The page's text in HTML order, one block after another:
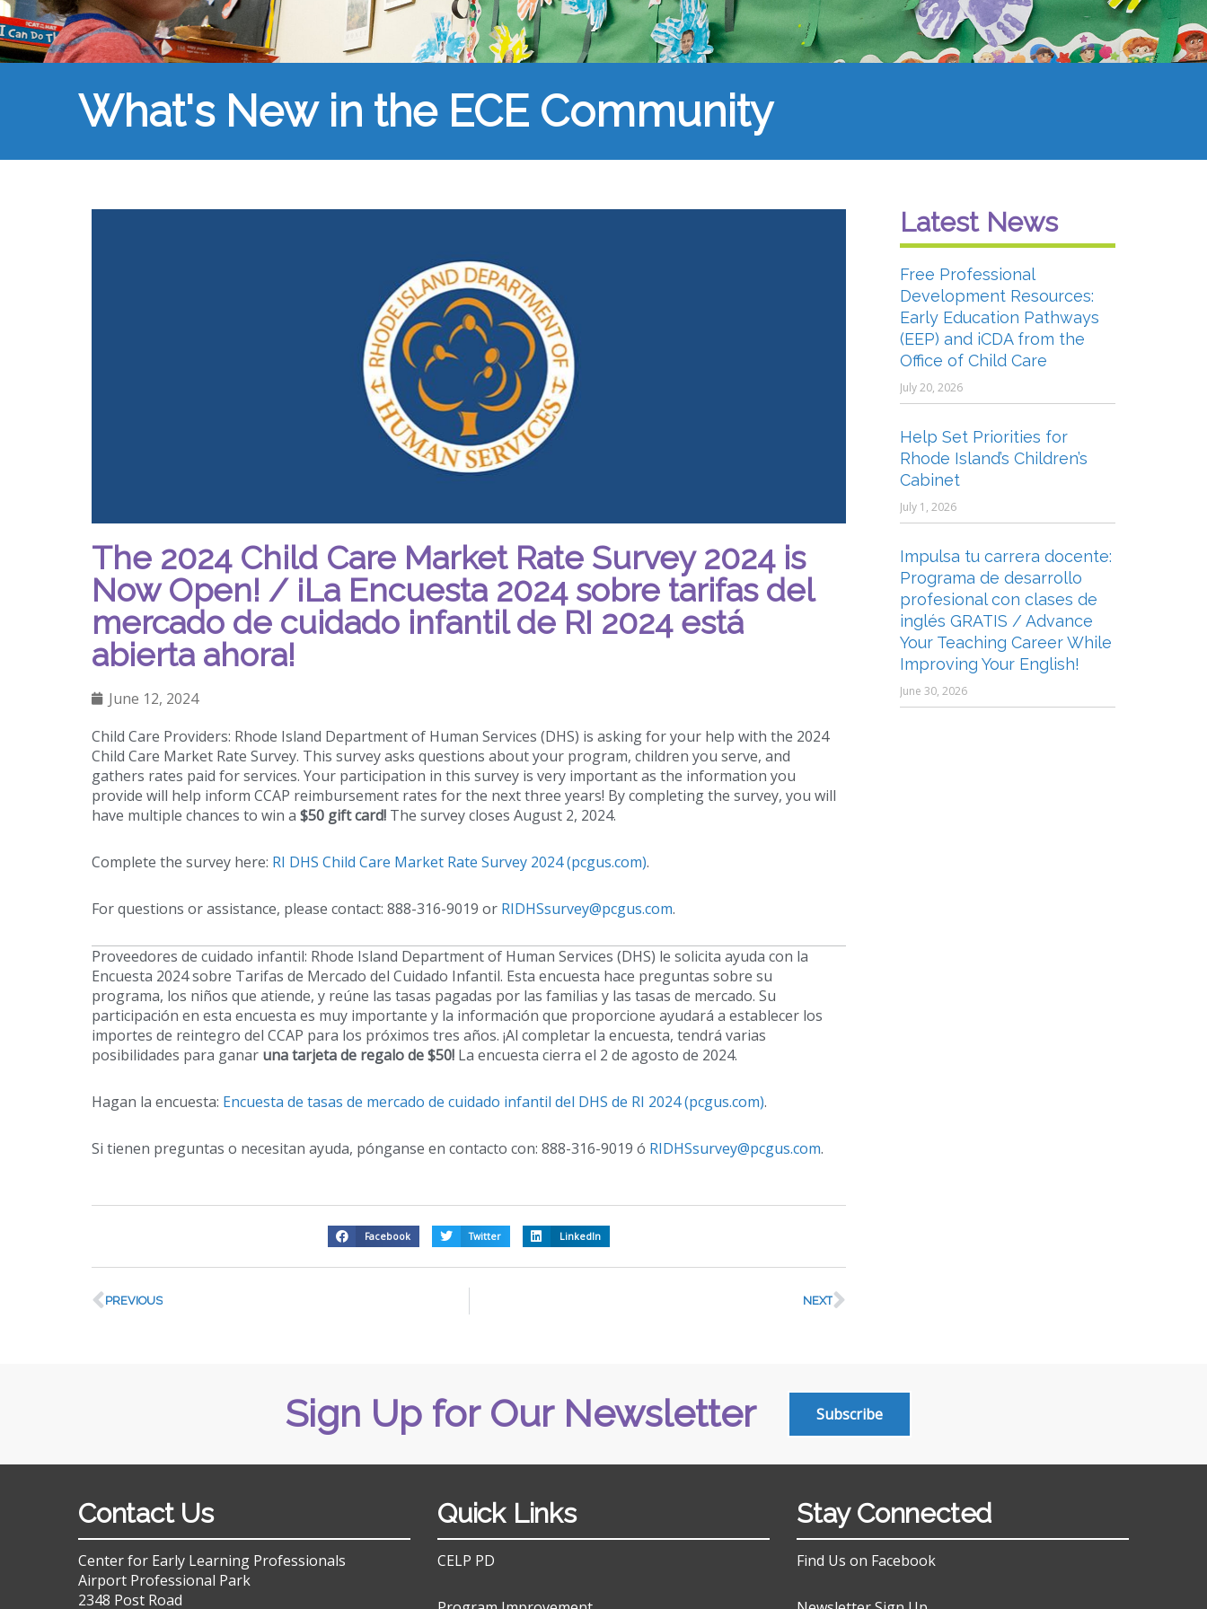
What's New in the ECE Community
The 2024 Child Care Market Rate Survey 2024 is
Now Open! / ¡La Encuesta 2024 sobre tarifas del
mercado de cuidado infantil de RI 2024 está
abierta ahora!
June 12, 2024
Child Care Providers: Rhode Island Department of Human Services (DHS) is asking for your help with the 2024
Child Care Market Rate Survey. This survey asks questions about your program, children you serve, and
gathers rates paid for services. Your participation in this survey is very important as the information you
provide will help inform CCAP reimbursement rates for the next three years! By completing the survey, you will
have multiple chances to win a $50 gift card! The survey closes August 2, 2024.
Complete the survey here: RI DHS Child Care Market Rate Survey 2024 (pcgus.com).
For questions or assistance, please contact: 888-316-9019 or RIDHSsurvey@pcgus.com.
Proveedores de cuidado infantil: Rhode Island Department of Human Services (DHS) le solicita ayuda con la
Encuesta 2024 sobre Tarifas de Mercado del Cuidado Infantil. Esta encuesta hace preguntas sobre su
programa, los niños que atiende, y reúne las tasas pagadas por las familias y las tasas de mercado. Su
participación en esta encuesta es muy importante y la información que proporcione ayudará a establecer los
importes de reintegro del CCAP para los próximos tres años. ¡Al completar la encuesta, tendrá varias
posibilidades para ganar una tarjeta de regalo de $50! La encuesta cierra el 2 de agosto de 2024.
Hagan la encuesta: Encuesta de tasas de mercado de cuidado infantil del DHS de RI 2024 (pcgus.com).
Si tienen preguntas o necesitan ayuda, pónganse en contacto con: 888-316-9019 ó RIDHSsurvey@pcgus.com.
Facebook Twitter LinkedIn
PREVIOUS NEXT
Latest News
Free Professional
Development Resources:
Early Education Pathways
(EEP) and iCDA from the
Office of Child Care
July 20, 2026
Help Set Priorities for
Rhode Island’s Children’s
Cabinet
July 1, 2026
Impulsa tu carrera docente:
Programa de desarrollo
profesional con clases de
inglés GRATIS / Advance
Your Teaching Career While
Improving Your English!
June 30, 2026
Sign Up for Our Newsletter Subscribe
Contact Us
Center for Early Learning Professionals
Airport Professional Park
2348 Post Road
Quick Links
CELP PD
Stay Connected
Find Us on Facebook